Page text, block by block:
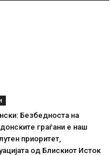
Безбедноста на
граѓани е наш
приоритет,
од Блискиот Исток